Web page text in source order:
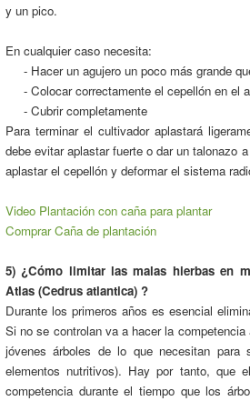
y un pico.
En cualquier caso necesita:
- Hacer un agujero un poco más grande
- Colocar correctamente el cepellón en el
- Cubrir completamente
Para terminar el cultivador aplastará
debe evitar aplastar fuerte o dar un talonazo
aplastar el cepellón y deformar el sistema
Video Plantación con caña para plantar
Comprar Caña de plantación
5) ¿Cómo limitar las malas hierbas en
Atlas (Cedrus atlantica) ?
Durante los primeros años es esencial
Si no se controlan va a hacer la
jóvenes árboles de lo que necesitan para
elementos nutritivos). Hay por tanto, que
competencia durante el tiempo que los